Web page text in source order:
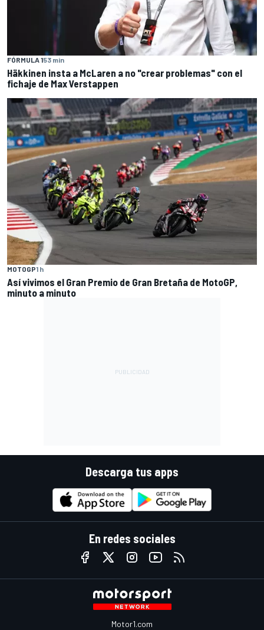
FÓRMULA 153 min
Häkkinen insta a McLaren a no "crear problemas" con el
fichaje de Max Verstappen
MOTOGP1 h
Así vivimos el Gran Premio de Gran Bretaña de MotoGP,
minuto a minuto
Descarga tus apps
En redes sociales
Motor1.com